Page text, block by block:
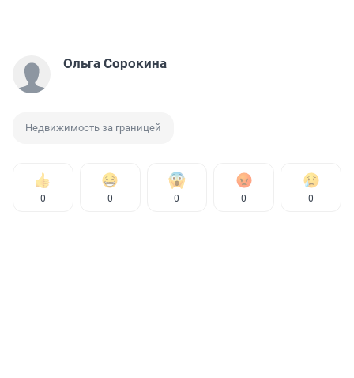
Ольга Сорокина
Недвижимость за границей
0 0 0 0 0